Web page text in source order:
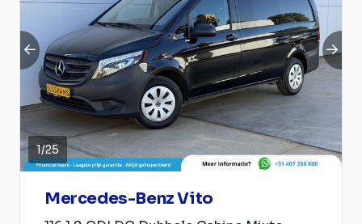
1/25
Mercedes-Benz Vito